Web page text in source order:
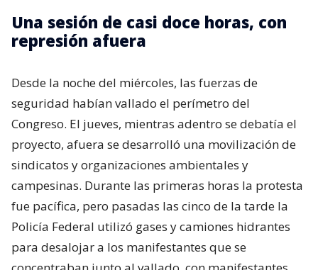
Una sesión de casi doce horas, con
represión afuera
Desde la noche del miércoles, las fuerzas de
seguridad habían vallado el perímetro del
Congreso. El jueves, mientras adentro se debatía el
proyecto, afuera se desarrolló una movilización de
sindicatos y organizaciones ambientales y
campesinas. Durante las primeras horas la protesta
fue pacífica, pero pasadas las cinco de la tarde la
Policía Federal utilizó gases y camiones hidrantes
para desalojar a los manifestantes que se